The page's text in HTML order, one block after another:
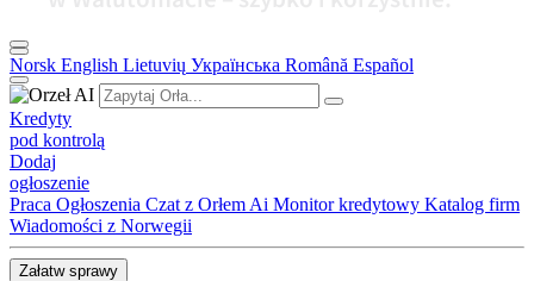
Norsk English Lietuvių Українська Română Español
Kredyty
pod kontrolą
Dodaj
ogłoszenie
Praca Ogłoszenia Czat z Orłem Ai Monitor kredytowy Katalog firm
Wiadomości z Norwegii
Załatw sprawy